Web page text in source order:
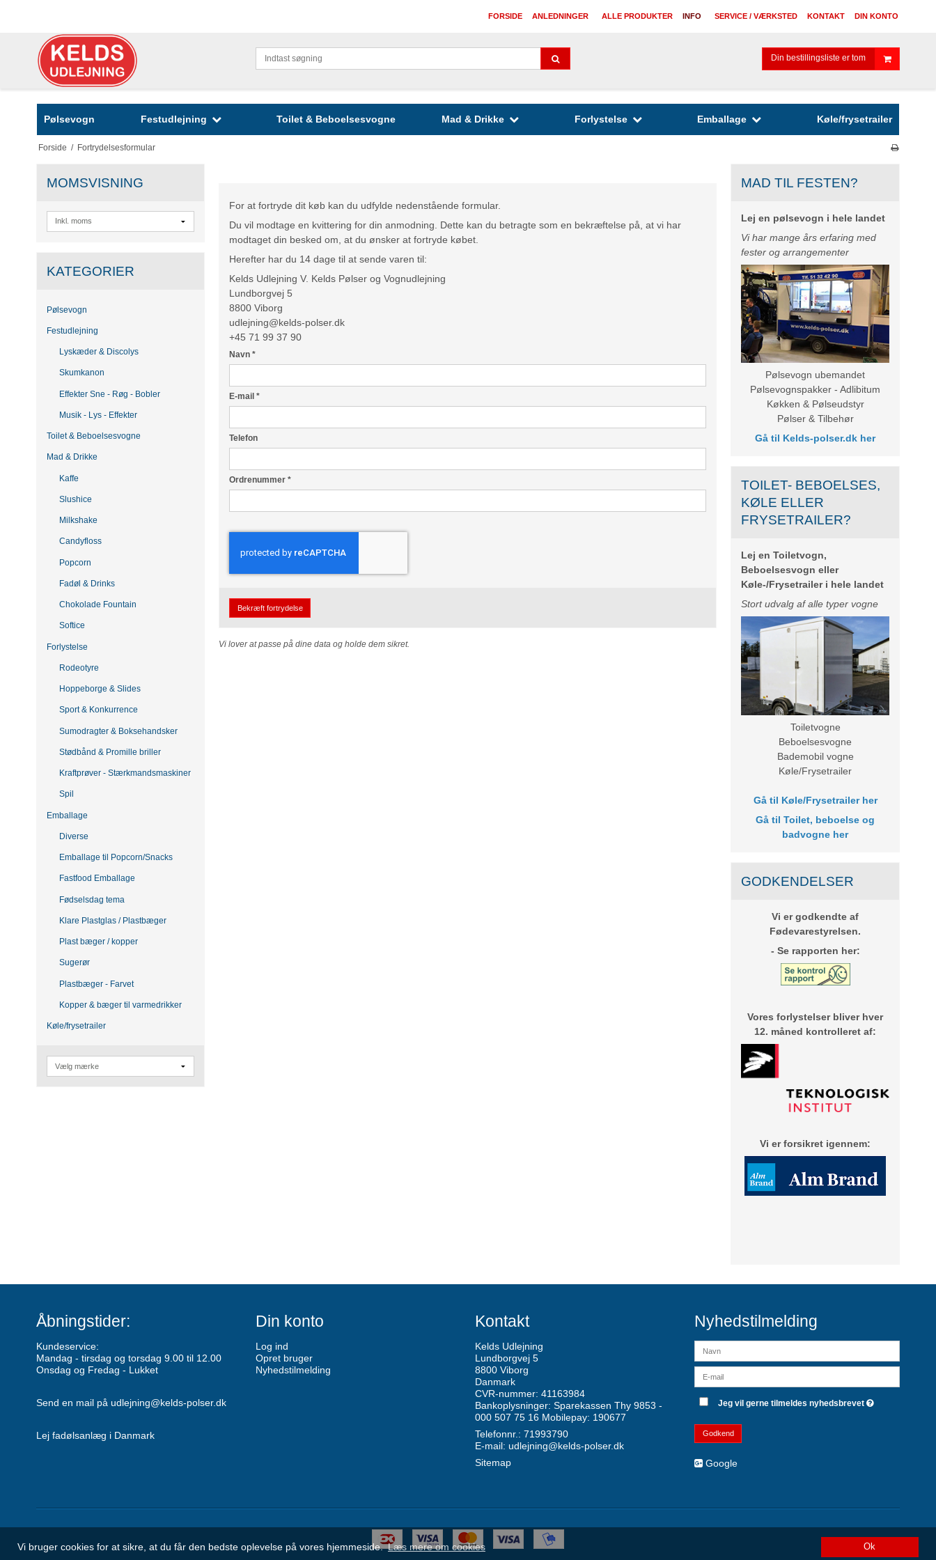
Vi bruger cookies for at sikre, at du får den bedste oplevelse på vores hjemmeside.Læs mere om cookies Ok
FORSIDE ANLEDNINGER ALLE PRODUKTER INFO SERVICE / VÆRKSTED KONTAKT DIN KONTO
Din bestillingsliste er tom
Pølsevogn Festudlejning Toilet & Beboelsesvogne Mad & Drikke Forlystelse Emballage Køle/frysetrailer
Forside / Fortrydelsesformular
MOMSVISNING
KATEGORIER
Pølsevogn
Festudlejning
Lyskæder & Discolys
Skumkanon
Effekter Sne - Røg - Bobler
Musik - Lys - Effekter
Toilet & Beboelsesvogne
Mad & Drikke
Kaffe
Slushice
Milkshake
Candyfloss
Popcorn
Fadøl & Drinks
Chokolade Fountain
Softice
Forlystelse
Rodeotyre
Hoppeborge & Slides
Sport & Konkurrence
Sumodragter & Boksehandsker
Stødbånd & Promille briller
Kraftprøver - Stærkmandsmaskiner
Spil
Emballage
Diverse
Emballage til Popcorn/Snacks
Fastfood Emballage
Fødselsdag tema
Klare Plastglas / Plastbæger
Plast bæger / kopper
Sugerør
Plastbæger - Farvet
Kopper & bæger til varmedrikker
Køle/frysetrailer
For at fortryde dit køb kan du udfylde nedenstående formular.
Du vil modtage en kvittering for din anmodning. Dette kan du betragte som en bekræftelse på, at vi har
modtaget din besked om, at du ønsker at fortryde købet.
Herefter har du 14 dage til at sende varen til:
Kelds Udlejning V. Kelds Pølser og Vognudlejning
Lundborgvej 5
8800 Viborg
udlejning@kelds-polser.dk
+45 71 99 37 90
Navn*
E-mail*
Telefon
Ordrenummer*
Bekræft fortrydelse
Vi lover at passe på dine data og holde dem sikret.
MAD TIL FESTEN?
Lej en pølsevogn i hele landet
Vi har mange års erfaring med
fester og arrangementer
Pølsevogn ubemandet
Pølsevognspakker - Adlibitum
Køkken & Pølseudstyr
Pølser & Tilbehør
Gå til Kelds-polser.dk her
TOILET- BEBOELSES,
KØLE ELLER
FRYSETRAILER?
Lej en Toiletvogn,
Beboelsesvogn eller
Køle-/Frysetrailer i hele landet
Stort udvalg af alle typer vogne
Toiletvogne
Beboelsesvogne
Bademobil vogne
Køle/Frysetrailer
Gå til Køle/Frysetrailer her
Gå tilToilet, beboelse og
badvogne her
GODKENDELSER
Vi er godkendte af
Fødevarestyrelsen.
- Se rapporten her:
Vores forlystelser bliver hver
12. måned kontrolleret af:
Vi er forsikret igennem:
Åbningstider:
Kundeservice:
Mandag - tirsdag og torsdag 9.00 til 12.00
Onsdag og Fredag - Lukket
Send en mail på udlejning@kelds-polser.dk
Lej fadølsanlæg i Danmark
Din konto
Log ind
Opret bruger
Nyhedstilmelding
Kontakt
Kelds Udlejning
Lundborgvej 5
8800 Viborg
Danmark
CVR-nummer: 41163984
Bankoplysninger: Sparekassen Thy 9853 -
000 507 75 16 Mobilepay: 190677
Telefonnr.: 71993790
E-mail: udlejning@kelds-polser.dk
Sitemap
Nyhedstilmelding
Jeg vil gerne tilmeldes nyhedsbrevet
Godkend
Google